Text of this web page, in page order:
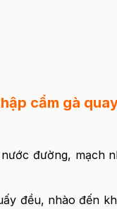
cẩm gà
đường,
đều, nhào đến